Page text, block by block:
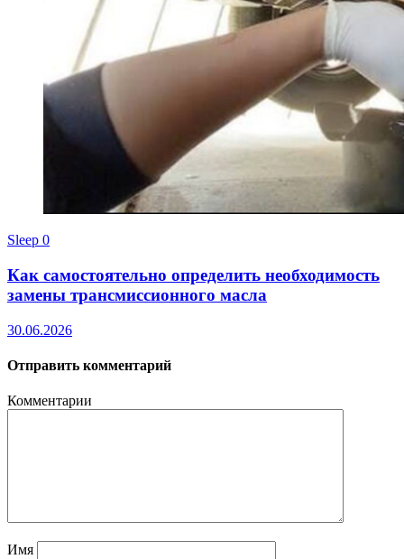
Sleep 0
Как самостоятельно определить необходимость
замены трансмиссионного масла
30.06.2026
Отправить комментарий
Комментарии
Имя